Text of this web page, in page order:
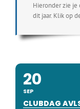
Hieronder zie
dit jaar. Klik op
20
SEP
CLUBDAG